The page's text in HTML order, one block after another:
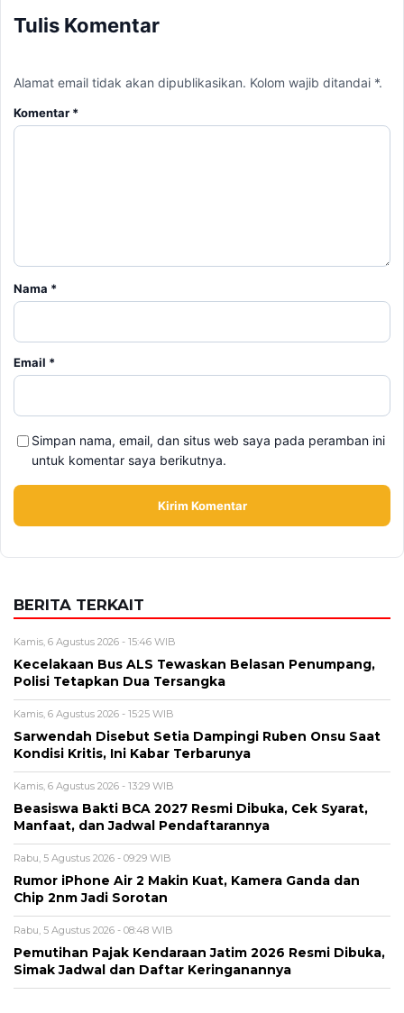
Tulis Komentar
Alamat email tidak akan dipublikasikan. Kolom wajib ditandai *.
Komentar *
Nama *
Email *
Simpan nama, email, dan situs web saya pada peramban ini
untuk komentar saya berikutnya.
BERITA TERKAIT
Kamis, 6 Agustus 2026 - 15:46 WIB
Kecelakaan Bus ALS Tewaskan Belasan Penumpang,
Polisi Tetapkan Dua Tersangka
Kamis, 6 Agustus 2026 - 15:25 WIB
Sarwendah Disebut Setia Dampingi Ruben Onsu Saat
Kondisi Kritis, Ini Kabar Terbarunya
Kamis, 6 Agustus 2026 - 13:29 WIB
Beasiswa Bakti BCA 2027 Resmi Dibuka, Cek Syarat,
Manfaat, dan Jadwal Pendaftarannya
Rabu, 5 Agustus 2026 - 09:29 WIB
Rumor iPhone Air 2 Makin Kuat, Kamera Ganda dan
Chip 2nm Jadi Sorotan
Rabu, 5 Agustus 2026 - 08:48 WIB
Pemutihan Pajak Kendaraan Jatim 2026 Resmi Dibuka,
Simak Jadwal dan Daftar Keringanannya